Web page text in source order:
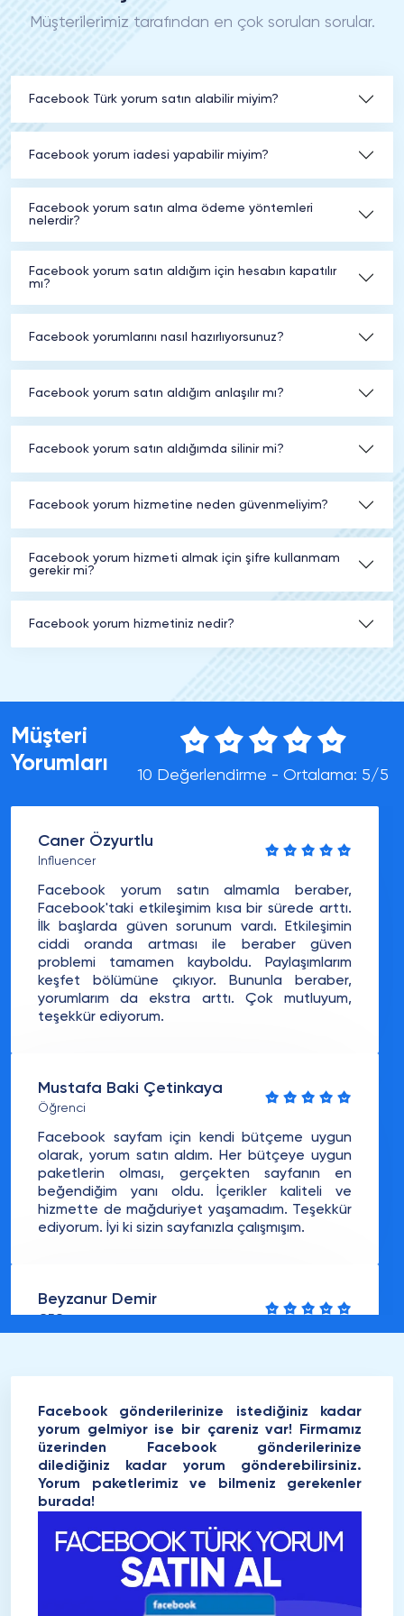
Müşterilerimiz tarafından en çok sorulan sorular.
Facebook Türk yorum satın alabilir miyim?
Facebook yorum iadesi yapabilir miyim?
Facebook yorum satın alma ödeme yöntemleri
nelerdir?
Facebook yorum satın aldığım için hesabın kapatılır
mı?
Facebook yorumlarını nasıl hazırlıyorsunuz?
Facebook yorum satın aldığım anlaşılır mı?
Facebook yorum satın aldığımda silinir mi?
Facebook yorum hizmetine neden güvenmeliyim?
Facebook yorum hizmeti almak için şifre kullanmam
gerekir mi?
Facebook yorum hizmetiniz nedir?
Müşteri
Yorumları
10 Değerlendirme - Ortalama: 5/5
Caner Özyurtlu
Influencer
Facebook yorum satın almamla beraber,
Facebook'taki etkileşimim kısa bir sürede arttı.
İlk başlarda güven sorunum vardı. Etkileşimin
ciddi oranda artması ile beraber güven
problemi tamamen kayboldu. Paylaşımlarım
keşfet bölümüne çıkıyor. Bununla beraber,
yorumlarım da ekstra arttı. Çok mutluyum,
teşekkür ediyorum.
Mustafa Baki Çetinkaya
Öğrenci
Facebook sayfam için kendi bütçeme uygun
olarak, yorum satın aldım. Her bütçeye uygun
paketlerin olması, gerçekten sayfanın en
beğendiğim yanı oldu. İçerikler kaliteli ve
hizmette de mağduriyet yaşamadım. Teşekkür
ediyorum. İyi ki sizin sayfanızla çalışmışım.
Beyzanur Demir
sayfanızla karşılaştığımda, Facebook
yorumlarından faydalandıktan sonra ne kadar
kaliteli olduğunu gördüm. Organik ve tamamen
doğal yorumlar! Kafasında hiç soru işareti
olmadan herkesin faydalanmasını öneririm.
Emrah Yıldırım
Merhaba. Öncelikli olarak sunmuş olduğunuz
Facebook gönderilerinize istediğiniz kadar
yorum gelmiyor ise bir çareniz var! Firmamız
üzerinden Facebook gönderilerinize
dilediğiniz kadar yorum gönderebilirsiniz.
Yorum paketlerimiz ve bilmeniz gerekenler
burada!